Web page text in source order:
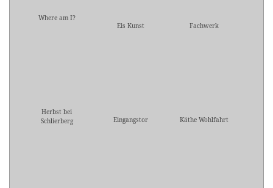
Where am I?
Eis Kunst
Fachwerk
Herbst bei
Schlierberg
Eingangstor Käthe Wohlfahrt